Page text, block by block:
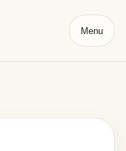
Menu